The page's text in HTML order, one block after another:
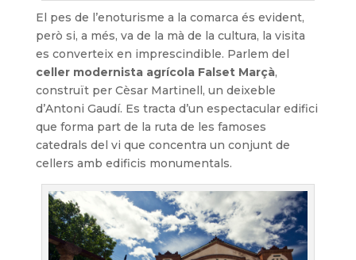
El pes de l’enoturisme a la comarca és evident,
però si, a més, va de la mà de la cultura, la visita
es converteix en imprescindible. Parlem del
celler modernista agrícola Falset Marçà,
construït per Cèsar Martinell, un deixeble
d’Antoni Gaudí. Es tracta d’un espectacular edifici
que forma part de la ruta de les famoses
catedrals del vi que concentra un conjunt de
cellers amb edificis monumentals.